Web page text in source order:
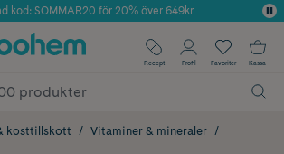
Årets Butik 2025 inom Skönhet
kod: SOMMAR20 för 20% över 649kr
✓ Fri frakt
✓ Poäng på alla köp*
Recept Profil Favoriter Kassa
kosttillskott Vitaminer & mineraler